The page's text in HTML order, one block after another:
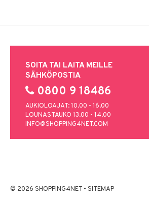
SOITA TAI LAITA MEILLE
SÄHKÖPOSTIA
0800 9 18486
AUKIOLOAJAT: 10.00 - 16.00
LOUNASTAUKO 13.00 - 14.00
INFO@SHOPPING4NET.COM
© 2026 SHOPPING4NET • SITEMAP